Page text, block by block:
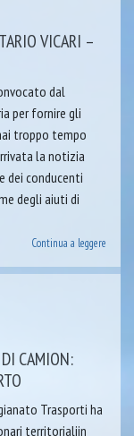
VICARI –
dal
per fornire gli
troppo tempo
la notizia
dei conducenti
degli aiuti di
Continua a leggere
CAMION:
Trasporti ha
territorialiin